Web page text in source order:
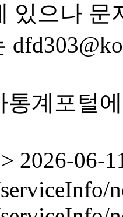
있으나 문
통계포털
2026-06-